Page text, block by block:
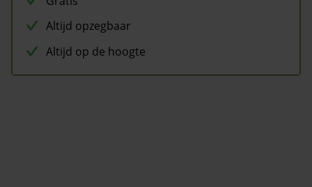
Altijd opzegbaar
Altijd op de hoogte